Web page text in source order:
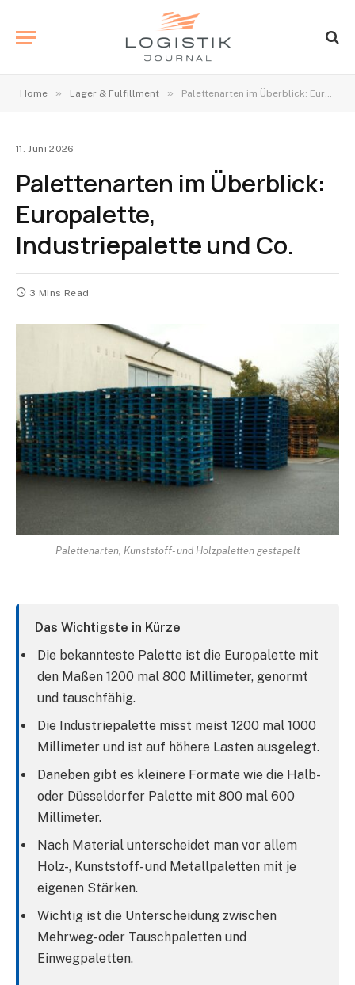
Home » Lager & Fulfillment » Palettenarten im Überblick: Europalette, Industriepalette und Co.
11. Juni 2026
Palettenarten im Überblick:
Europalette,
Industriepalette und Co.
3 Mins Read
Palettenarten, Kunststoff- und Holzpaletten gestapelt
Das Wichtigste in Kürze
Die bekannteste Palette ist die Europalette mit
den Maßen 1200 mal 800 Millimeter, genormt
und tauschfähig.
Die Industriepalette misst meist 1200 mal 1000
Millimeter und ist auf höhere Lasten ausgelegt.
Daneben gibt es kleinere Formate wie die Halb-
oder Düsseldorfer Palette mit 800 mal 600
Millimeter.
Nach Material unterscheidet man vor allem
Holz-, Kunststoff- und Metallpaletten mit je
eigenen Stärken.
Wichtig ist die Unterscheidung zwischen
Mehrweg- oder Tauschpaletten und
Einwegpaletten.